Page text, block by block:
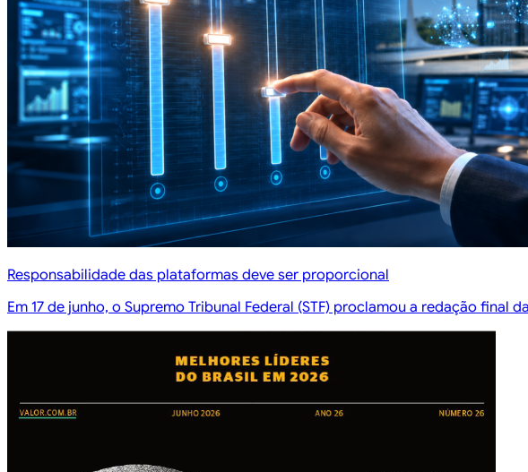
Responsabilidade das plataformas deve ser proporcional
Em 17 de junho, o Supremo Tribunal Federal (STF) proclamou a redação final